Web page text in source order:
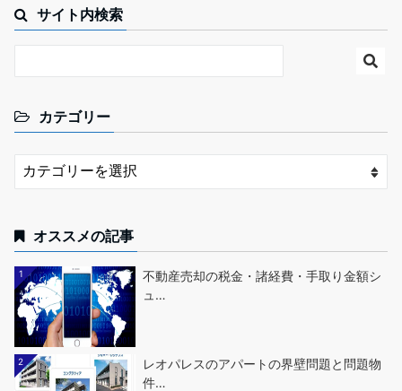
サイト内検索
カテゴリー
オススメの記事
1
不動産売却の税金・諸経費・手取り金額シ
ュ…
2
レオパレスのアパートの界壁問題と問題物
件…